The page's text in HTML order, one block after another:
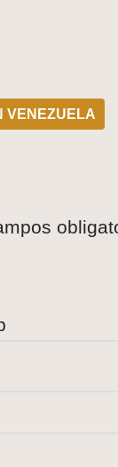
VENEZUELA